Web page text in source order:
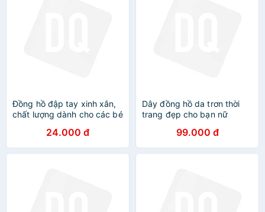
Đồng hồ đập tay xinh xắn,
chất lượng dành cho các bé
24.000 đ
Dây đồng hồ da trơn thời
trang đẹp cho bạn nữ
99.000 đ